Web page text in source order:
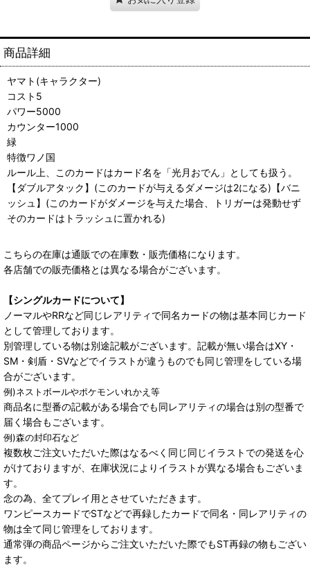
商品詳細
ヤマト(キャラクター)
コスト5
パワー5000
カウンター1000
緑
特徴ワノ国
ルール上、このカードはカード名を「光月おでん」としても扱う。
【ダブルアタック】(このカードが与えるダメージは2になる)【バニ
ッシュ】(このカードがダメージを与えた場合、トリガーは発動せず
そのカードはトラッシュに置かれる)
こちらの在庫は通販での在庫数・販売価格になります。
各店舗での販売価格とは異なる場合がございます。
【シングルカードについて】
ノーマルやRRなど同じレアリティで同名カードの物は基本同じカード
として管理しております。
別管理している物は別途記載がございます。記載が無い場合はXY・
SM・剣盾・SVなどでイラストが違うものでも同じ管理をしている場
合がございます。
例)ネストボールやポケモンいれかえ等
商品名に型番の記載がある場合でも同レアリティの場合は別の型番で
届く場合もございます。
例)森の封印石など
複数枚ご注文いただいた際はなるべく同じ同じイラストでの発送を心
がけておりますが、在庫状況によりイラストが異なる場合もございま
す。
念の為、全てプレイ用とさせていただきます。
ワンピースカードでSTなどで再録したカードで同名・同レアリティの
物は全て同じ管理をしております。
通常弾の商品ページからご注文いただいた際でもST再録の物もござい
ます。